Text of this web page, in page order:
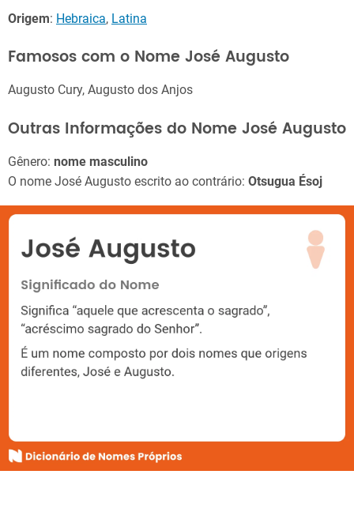
Origem: Hebraica, Latina
Famosos com o Nome José Augusto
Augusto Cury, Augusto dos Anjos
Outras Informações do Nome José Augusto
Gênero: nome masculino
O nome José Augusto escrito ao contrário: Otsugua Ésoj